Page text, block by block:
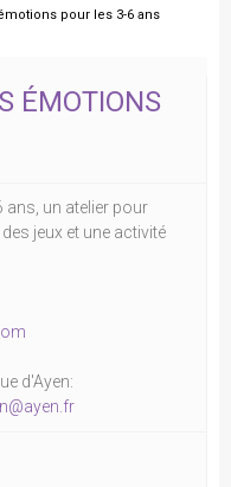
pour les 3-6 ans
ÉMOTIONS
ans, un atelier pour
jeux et une activité
d'Ayen: